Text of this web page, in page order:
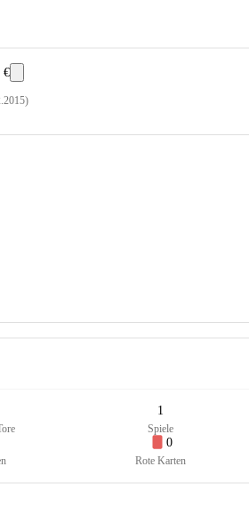
€
)
1
Spiele
0
Rote Karten